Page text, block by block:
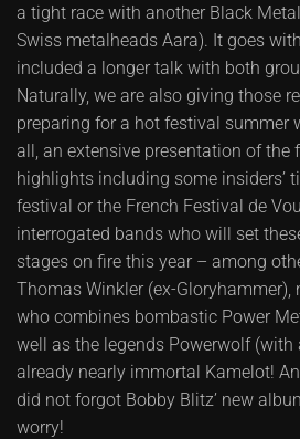
a tight race with another Black
Swiss metalheads Aara). It goes
included a longer talk with both
Naturally, we are also giving those
preparing for a hot festival summer
all, an extensive presentation of the
highlights including some insiders’
festival or the French Festival de
interrogated bands who will set
stages on fire this year – among
Thomas Winkler (ex-Gloryhammer),
who combines bombastic Power
well as the legends Powerwolf (with
already nearly immortal Kamelot!
did not forgot Bobby Blitz’ new
worry!